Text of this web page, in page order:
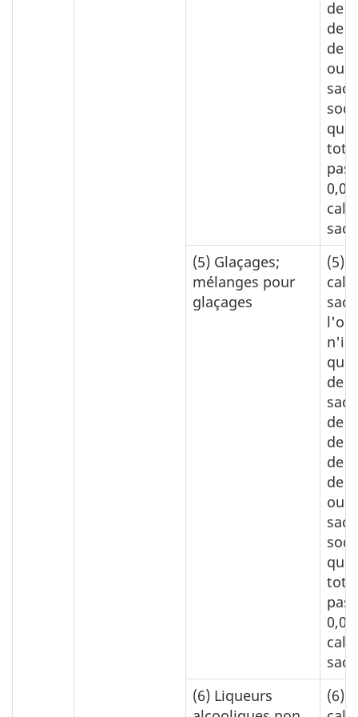
de
de
de
ou
pas
(5) Glaçages;
mélanges pour
glaçages
(5)
l'on
de
de
de
de
de
ou
pas
0,09
(6) Liqueurs
(6)